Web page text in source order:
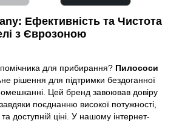
Ефективність та Чистота
з Єврозоною
для прибирання? Пилососи
рішення для підтримки бездоганної
Цей бренд завоював довіру
поєднанню високої потужності,
доступній ціні. У нашому інтернет-